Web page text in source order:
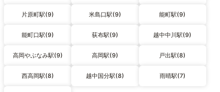
片原町駅(9) 米島口駅(9) 能町駅(9)
能町口駅(9) 荻布駅(9) 越中中川駅(9)
高岡やぶなみ駅(9) 高岡駅(9) 戸出駅(8)
西高岡駅(8) 越中国分駅(8) 雨晴駅(7)